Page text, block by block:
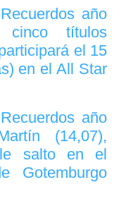
año
títulos
el 15
en el All Star
año
(14,07),
salto en el
Gotemburgo